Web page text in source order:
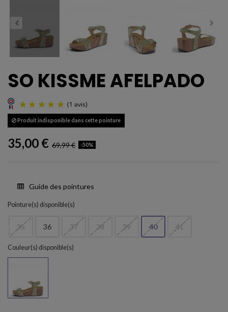
SO KISSME AFELPADO
(1 avis)
Produit indisponible dans cette pointure
35,00 € 69,99 € -50%
Guide des pointures
Pointure(s) disponible(s)
35 36 37 38 39 40 41
Couleur(s) disponible(s)